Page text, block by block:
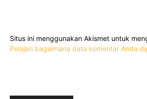
Situs ini menggunakan Akismet untuk
Pelajari bagaimana data komentar Anda